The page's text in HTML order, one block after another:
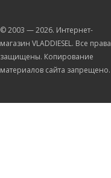
© 2003 —2026. Интернет-
магазин VLADDIESEL. Все права
защищены. Копирование
материалов сайта запрещено.